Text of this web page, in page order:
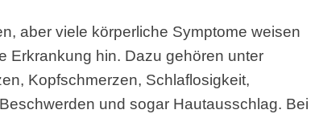
aber viele körperliche Symptome weisen
Erkrankung hin. Dazu gehören unter
Kopfschmerzen, Schlaflosigkeit,
und sogar Hautausschlag. Bei